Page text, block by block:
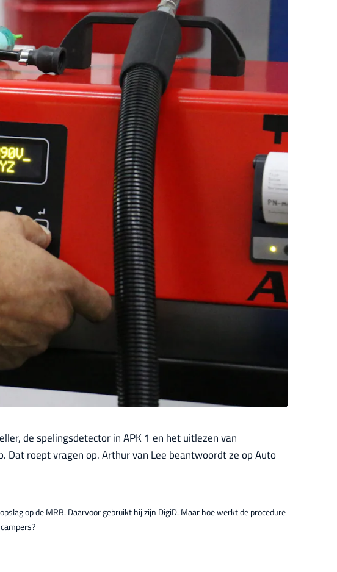
de spelingsdetector in APK 1 en het uitlezen van
Dat roept vragen op. Arthur van Lee beantwoordt ze op Auto
op de MRB. Daarvoor gebruikt hij zijn DigiD. Maar hoe werkt de procedure